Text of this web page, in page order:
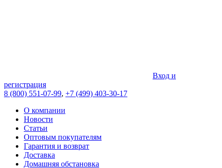
Вход и
регистрация
8 (800) 551-07-99, +7 (499) 403-30-17
О компании
Новости
Статьи
Оптовым покупателям
Гарантия и возврат
Доставка
Домашняя обстановка